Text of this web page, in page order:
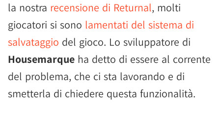
la nostra recensione di Returnal, molti
giocatori si sono lamentati del sistema di
salvataggio del gioco. Lo sviluppatore di
Housemarque ha detto di essere al corrente
del problema, che ci sta lavorando e di
smetterla di chiedere questa funzionalità.